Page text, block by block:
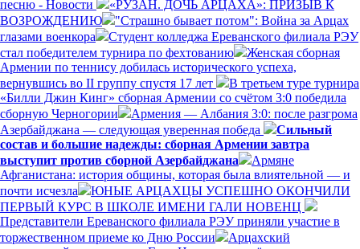
песню - Новости
«РУЗАН. ДОЧЬ АРЦАХА»: ПРИЗЫВ К
ВОЗРОЖДЕНИЮ
"Страшно бывает потом": Война за Арцах
глазами военкора
Студент колледжа Ереванского филиала РЭУ
стал победителем турнира по фехтованию
Женская сборная
Армении по теннису добилась исторического успеха,
вернувшись во II группу спустя 17 лет
В третьем туре турнира
«Билли Джин Кинг» сборная Армении со счётом 3:0 победила
сборную Черногории
Армения — Албания 3:0: после разгрома
Азербайджана — следующая уверенная победа
Сильный
состав и большие надежды: сборная Армении завтра
выступит против сборной Азербайджана
Армяне
Афганистана: история общины, которая была влиятельной — и
почти исчезла
ЮНЫЕ АРЦАХЦЫ УСПЕШНО ОКОНЧИЛИ
ПЕРВЫЙ КУРС В ШКОЛЕ ИМЕНИ ГАЛИ НОВЕНЦ
Представители Ереванского филиала РЭУ приняли участие в
торжественном приеме ко Дню России
Арцахский